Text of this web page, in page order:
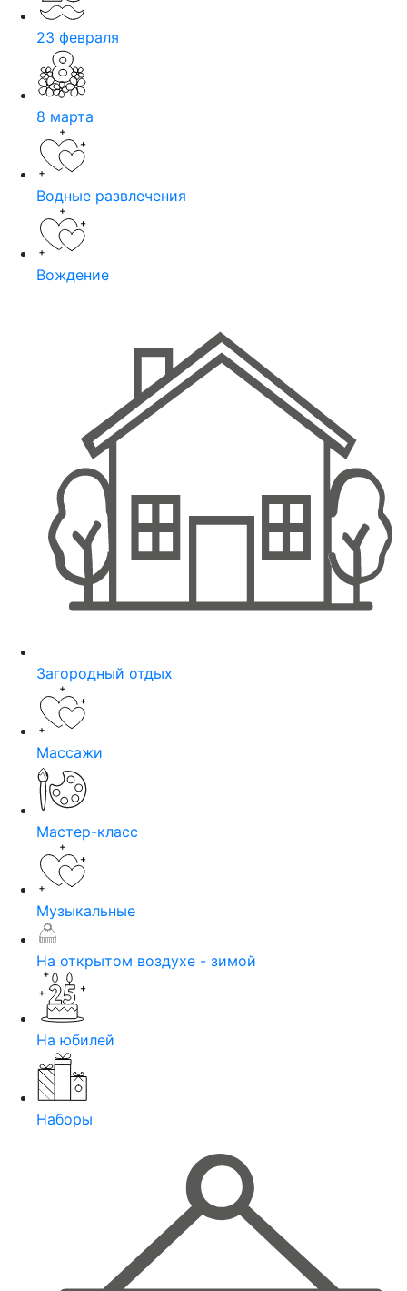
23 февраля
8 марта
Водные развлечения
Вождение
Загородный отдых
Массажи
Мастер-класс
Музыкальные
На открытом воздухе - зимой
На юбилей
Наборы